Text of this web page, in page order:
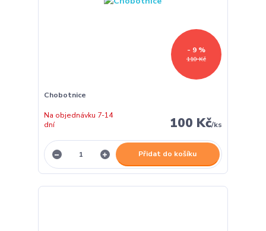
110 Kč
- 9 %
Chobotnice
100 Kč/ks
Na objednávku 7-14
dní
Přidat do košíku